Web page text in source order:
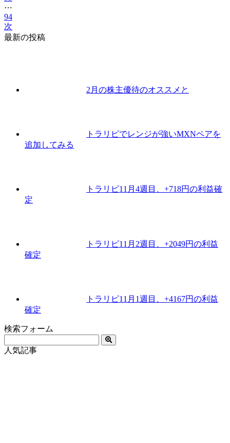
⋯
94
次
最新の投稿
2月の株主優待のオススメと
トラリピでレンジが強いMXNペアを
追加してみる
トラリピ11月4週目、+718円の利益確
定
トラリピ11月2週目、+2049円の利益
確定
トラリピ11月1週目、+4167円の利益
確定
検索フォーム
人気記事